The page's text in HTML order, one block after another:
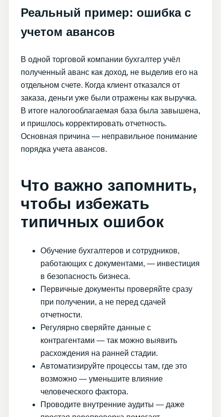
Реальный пример: ошибка с
учетом авансов
В одной торговой компании бухгалтер учёл
полученный аванс как доход, не выделив его на
отдельном счете. Когда клиент отказался от
заказа, деньги уже были отражены как выручка.
В итоге налогооблагаемая база была завышена,
и пришлось корректировать отчетность.
Основная причина — неправильное понимание
порядка учета авансов.
Что важно запомнить,
чтобы избежать
типичных ошибок
Обучение бухгалтеров и сотрудников,
работающих с документами, — инвестиция
в безопасность бизнеса.
Первичные документы проверяйте сразу
при получении, а не перед сдачей
отчетности.
Регулярно сверяйте данные с
контрагентами — так можно выявить
расхождения на ранней стадии.
Автоматизируйте процессы там, где это
возможно — уменьшите влияние
человеческого фактора.
Проводите внутренние аудиты — даже